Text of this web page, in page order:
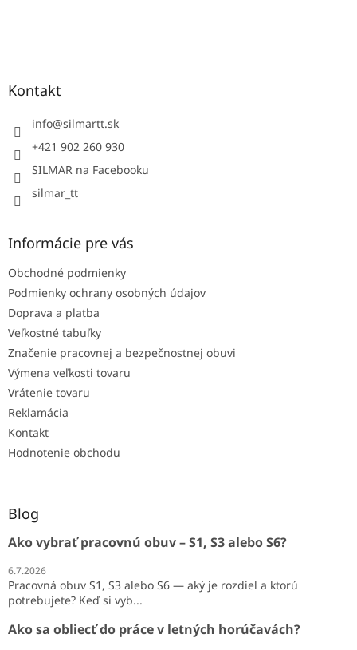
Z
Kontakt
info@silmartt.sk
+421 902 260 930
SILMAR na Facebooku
silmar_tt
Informácie pre vás
Obchodné podmienky
Podmienky ochrany osobných údajov
Doprava a platba
Veľkostné tabuľky
Značenie pracovnej a bezpečnostnej obuvi
Výmena veľkosti tovaru
Vrátenie tovaru
Reklamácia
Kontakt
Hodnotenie obchodu
Blog
Ako vybrať pracovnú obuv – S1, S3 alebo S6?
6.7.2026
Pracovná obuv S1, S3 alebo S6 — aký je rozdiel a ktorú
potrebujete? Keď si vyb...
Ako sa obliecť do práce v letných horúčavách?